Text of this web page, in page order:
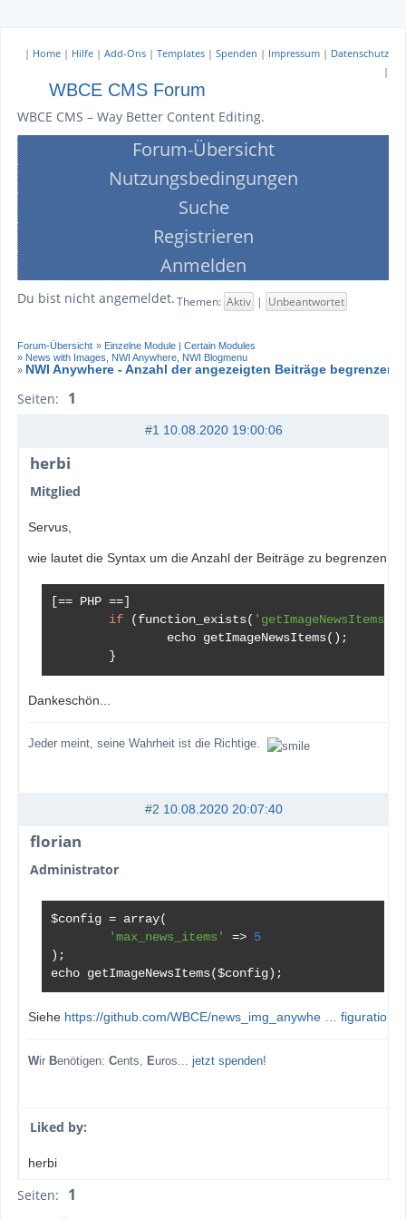
| Home | Hilfe | Add-Ons | Templates | Spenden | Impressum | Datenschutz
|
WBCE CMS Forum
WBCE CMS – Way Better Content Editing.
Forum-Übersicht
Nutzungsbedingungen
Suche
Registrieren
Anmelden
Du bist nicht angemeldet. Themen: Aktiv | Unbeantwortet
Forum-Übersicht » Einzelne Module | Certain Modules
» News with Images, NWI Anywhere, NWI Blogmenu
» NWI Anywhere - Anzahl der angezeigten Beiträge begrenzen
Seiten: 1
#1 10.08.2020 19:00:06
herbi
Mitglied
Servus,
wie lautet die Syntax um die Anzahl der Beiträge zu begrenzen:
[== PHP ==]
if
( function_exists( 'getImageNewsItems'
		echo getImageNewsItems
();
}
Dankeschön...
Jeder meint, seine Wahrheit ist die Richtige.
#2 10.08.2020 20:07:40
florian
Administrator
$config = array(
'max_news_items'
=>
5
);
echo getImageNewsItems($config);
Siehe https://github.com/WBCE/news_img_anywhe … figuration
Wir Benötigen: Cents, Euros... jetzt spenden!
Liked by:
herbi
Seiten: 1